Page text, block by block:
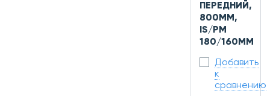
ПЕРЕДНИЙ,
800ММ,
IS/PM
180/160ММ
Добавить
к
сравнению